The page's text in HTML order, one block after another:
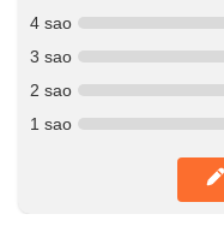
4 sao
3 sao
2 sao
1 sao